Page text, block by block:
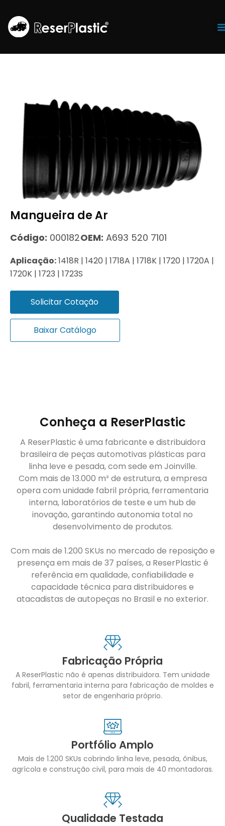
Mangueira de Ar
Código: 000182OEM: A693 520 7101
Aplicação:1418R | 1420 | 1718A | 1718K | 1720 | 1720A |
1720K | 1723 | 1723S
Solicitar Cotação
Baixar Catálogo
Conheça a ReserPlastic
A ReserPlastic é uma fabricante e distribuidora
brasileira de peças automotivas plásticas para
linha leve e pesada, com sede em Joinville.
Com mais de 13.000 m² de estrutura, a empresa
opera com unidade fabril própria, ferramentaria
interna, laboratórios de teste e um hub de
inovação, garantindo autonomia total no
desenvolvimento de produtos.
Com mais de 1.200 SKUs no mercado de reposição e
presença em mais de 37 países, a ReserPlastic é
referência em qualidade, confiabilidade e
capacidade técnica para distribuidores e
atacadistas de autopeças no Brasil e no exterior.
Fabricação Própria
A ReserPlastic não é apenas distribuidora. Tem unidade
fabril, ferramentaria interna para fabricação de moldes e
setor de engenharia próprio.
Portfólio Amplo
Mais de 1.200 SKUs cobrindo linha leve, pesada, ônibus,
agrícola e construção civil, para mais de 40 montadoras.
Qualidade Testada